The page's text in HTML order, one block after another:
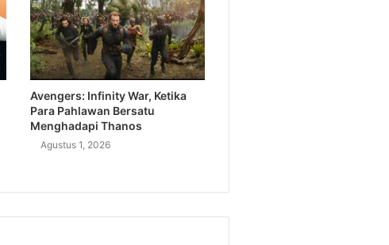
Avengers: Infinity War, Ketika
Para Pahlawan Bersatu
Menghadapi Thanos
Agustus 1, 2026